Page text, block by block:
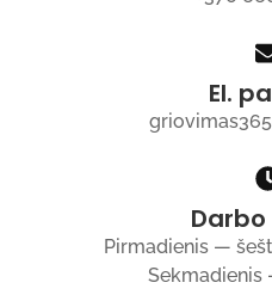
El.
Pirmadienis —